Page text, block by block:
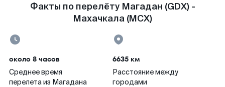
Факты по перелёту Магадан (GDX) -
Махачкала (MCX)
около 8 часов
Среднее время
перелета из Магадана
6635 км
Расстояние между
городами